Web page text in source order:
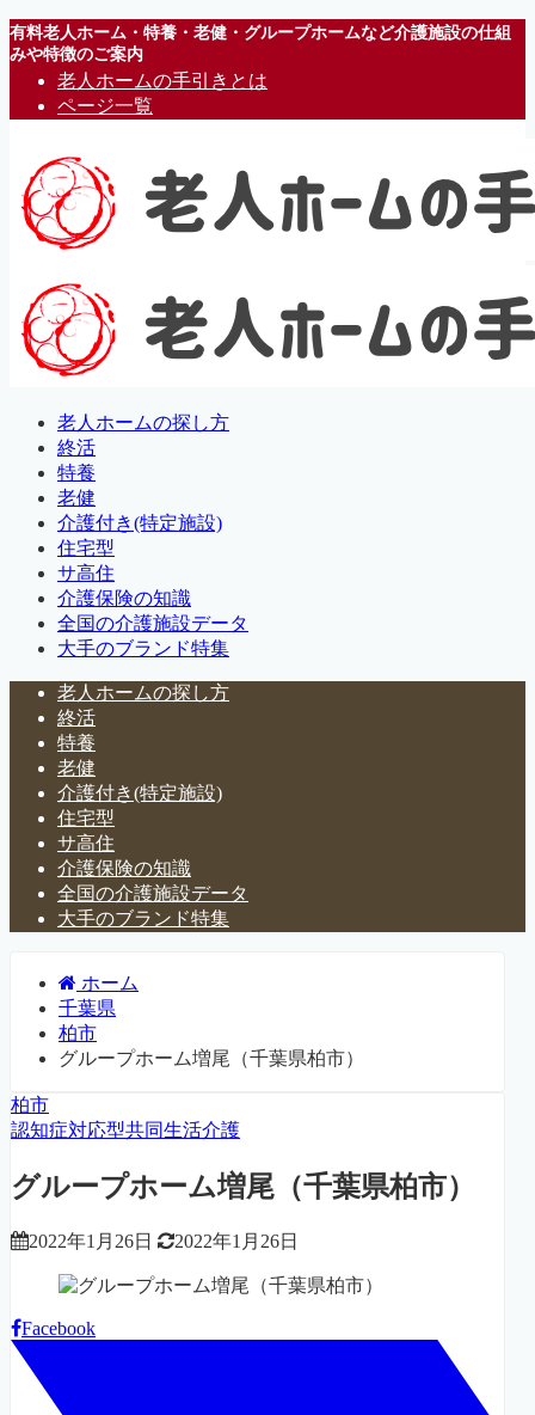
有料老人ホーム・特養・老健・グループホームなど介護施設の仕組
みや特徴のご案内
老人ホームの手引きとは
ページ一覧
老人ホームの探し方
終活
特養
老健
介護付き(特定施設)
住宅型
サ高住
介護保険の知識
全国の介護施設データ
大手のブランド特集
老人ホームの探し方
終活
特養
老健
介護付き(特定施設)
住宅型
サ高住
介護保険の知識
全国の介護施設データ
大手のブランド特集
ホーム
千葉県
柏市
グループホーム増尾（千葉県柏市）
柏市
認知症対応型共同生活介護
グループホーム増尾（千葉県柏市）
2022年1月26日 2022年1月26日
Facebook